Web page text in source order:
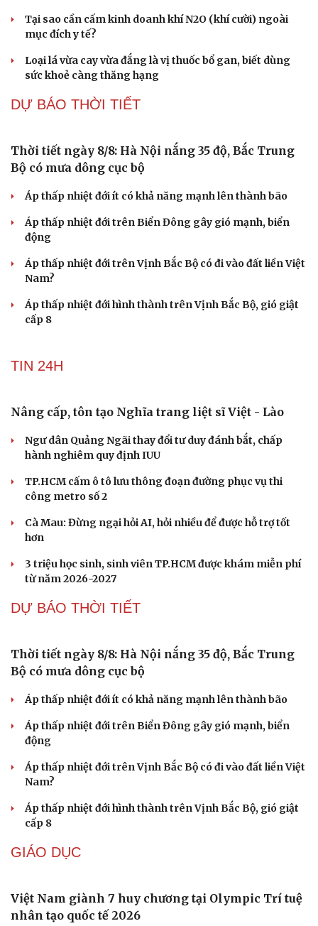
Cải chính
Tại sao cần cấm kinh doanh khí N2O (khí cười) ngoài
mục đích y tế?
Loại lá vừa cay vừa đắng là vị thuốc bổ gan, biết dùng
sức khoẻ càng thăng hạng
DỰ BÁO THỜI TIẾT
Thời tiết ngày 8/8: Hà Nội nắng 35 độ, Bắc Trung
Bộ có mưa dông cục bộ
Áp thấp nhiệt đới ít có khả năng mạnh lên thành bão
Áp thấp nhiệt đới trên Biển Đông gây gió mạnh, biển
động
Áp thấp nhiệt đới trên Vịnh Bắc Bộ có đi vào đất liền Việt
Nam?
Áp thấp nhiệt đới hình thành trên Vịnh Bắc Bộ, gió giật
cấp 8
TIN 24H
Nâng cấp, tôn tạo Nghĩa trang liệt sĩ Việt - Lào
Ngư dân Quảng Ngãi thay đổi tư duy đánh bắt, chấp
hành nghiêm quy định IUU
TP.HCM cấm ô tô lưu thông đoạn đường phục vụ thi
công metro số 2
Cà Mau: Đừng ngại hỏi AI, hỏi nhiều để được hỗ trợ tốt
hơn
3 triệu học sinh, sinh viên TP.HCM được khám miễn phí
từ năm 2026-2027
DỰ BÁO THỜI TIẾT
Thời tiết ngày 8/8: Hà Nội nắng 35 độ, Bắc Trung
Bộ có mưa dông cục bộ
Áp thấp nhiệt đới ít có khả năng mạnh lên thành bão
Áp thấp nhiệt đới trên Biển Đông gây gió mạnh, biển
động
Áp thấp nhiệt đới trên Vịnh Bắc Bộ có đi vào đất liền Việt
Nam?
Áp thấp nhiệt đới hình thành trên Vịnh Bắc Bộ, gió giật
cấp 8
GIÁO DỤC
Việt Nam giành 7 huy chương tại Olympic Trí tuệ
nhân tạo quốc tế 2026